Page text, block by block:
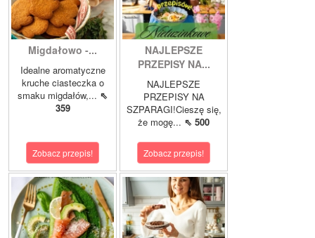
Migdałowo -...
Idealne aromatyczne
kruche ciasteczka o
smaku migdałów,... ⇖
359
Zobacz przepis!
NAJLEPSZE
PRZEPISY NA...
NAJLEPSZE
PRZEPISY NA
SZPARAGI!Cieszę się,
że mogę... ⇖ 500
Zobacz przepis!